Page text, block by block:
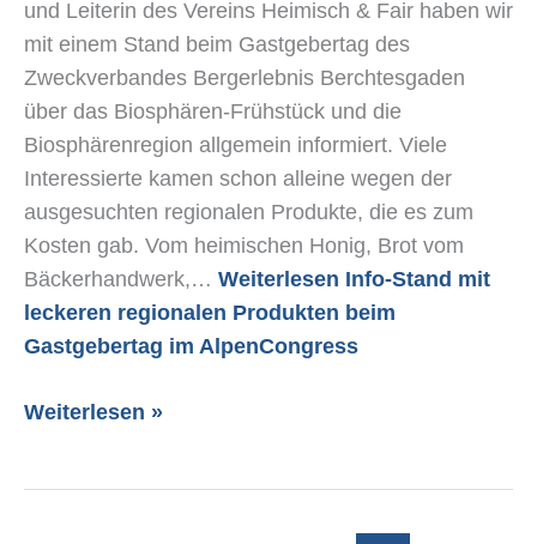
und Leiterin des Vereins Heimisch & Fair haben wir
mit einem Stand beim Gastgebertag des
Zweckverbandes Bergerlebnis Berchtesgaden
über das Biosphären-Frühstück und die
Biosphärenregion allgemein informiert. Viele
Interessierte kamen schon alleine wegen der
ausgesuchten regionalen Produkte, die es zum
Kosten gab. Vom heimischen Honig, Brot vom
Bäckerhandwerk,… Weiterlesen Info-Stand mit
leckeren regionalen Produkten beim
Gastgebertag im AlpenCongress
Weiterlesen »